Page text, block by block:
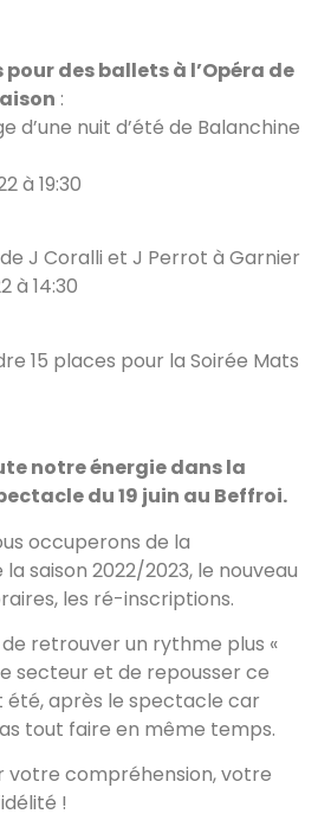
des ballets à l’Opéra de
:
d’une nuit d’été de Balanchine
à 19:30
J Coralli et J Perrot à Garnier
à 14:30
15 places pour la Soirée Mats
notre énergie dans la
du 19 juin au Beffroi.
occuperons de la
saison 2022/2023, le nouveau
les ré-inscriptions.
retrouver un rythme plus «
secteur et de repousser ce
après le spectacle car
tout faire en même temps.
votre compréhension, votre
!